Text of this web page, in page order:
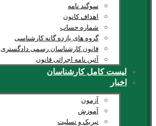
سوگند نامه
اهداف کانون
شماره حساب
گروه های یازده گانه کارشناسی
قانون کارشناسان رسمی دادگستری
آئین نامه اجرائی قانون
لیست کامل کارشناسان
اخبار
آزمون
آموزش
تبریک و تسلیت